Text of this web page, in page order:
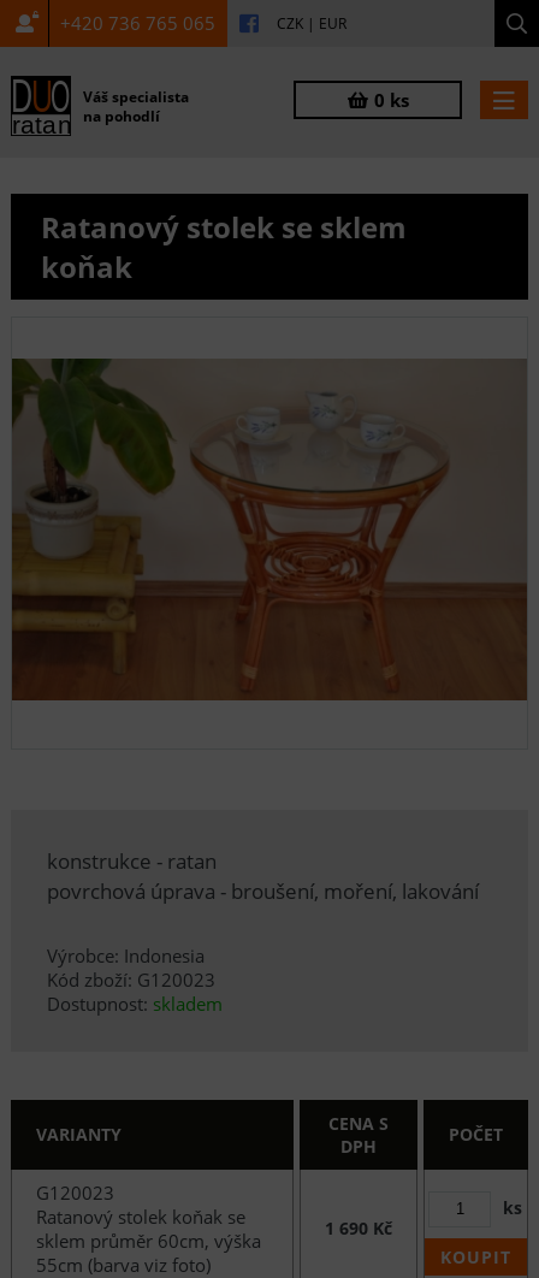
+420 736 765 065 CZK | EUR
Váš specialista
na pohodlí
0 ks
Ratanový stolek se sklem
koňak
konstrukce - ratan
povrchová úprava - broušení, moření, lakování
Výrobce: Indonesia
Kód zboží: G120023
Dostupnost: skladem
VARIANTY
CENA S
DPH
POČET
G120023
Ratanový stolek koňak se
sklem průměr 60cm, výška
55cm (barva viz foto)
1 690 Kč
ks
KOUPIT